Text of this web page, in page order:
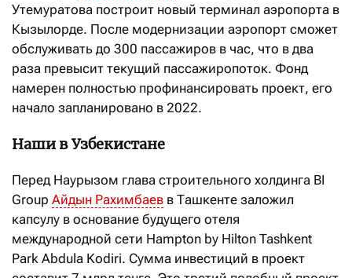
Утемуратова построит новый терминал аэропорта в
Кызылорде. После модернизации аэропорт сможет
обслуживать до 300 пассажиров в час, что в два
раза превысит текущий пассажиропоток. Фонд
намерен полностью профинансировать проект, его
начало запланировано в 2022.
Наши в Узбекистане
Перед Наурызом глава строительного холдинга BI
Group Айдын Рахимбаев в Ташкенте заложил
капсулу в основание будущего отеля
международной сети Hampton by Hilton Tashkent
Park Abdula Kodiri. Сумма инвестиций в проект